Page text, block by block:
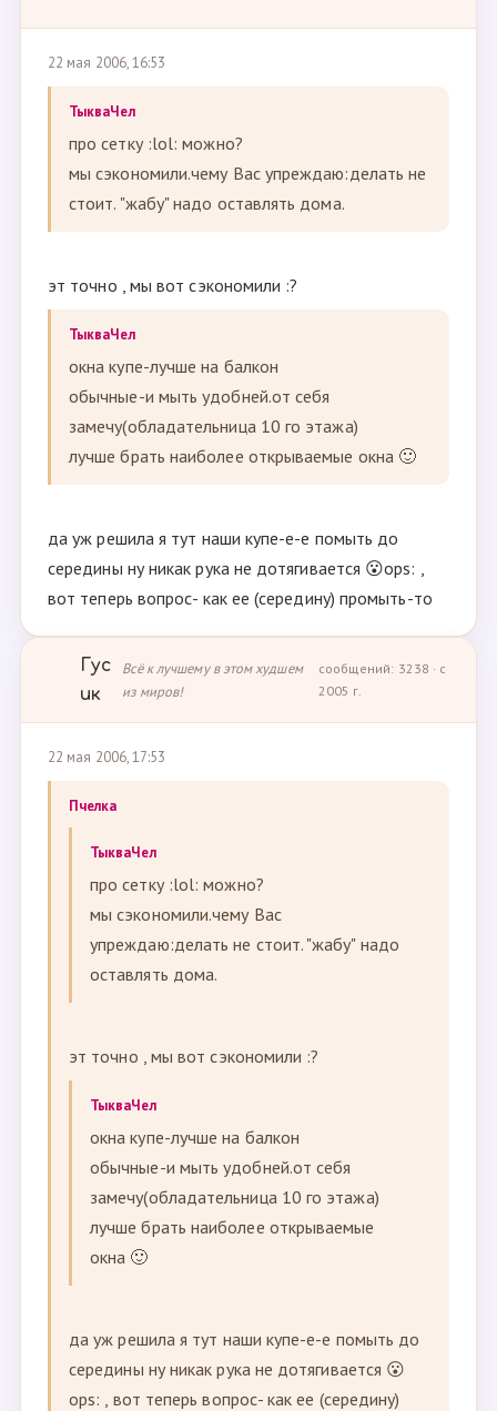
22 мая 2006, 16:53
ТыкваЧел
про сетку :lol: можно?
мы сэкономили.чему Вас упреждаю:делать не
стоит. "жабу" надо оставлять дома.
эт точно , мы вот сэкономили :?
ТыкваЧел
окна купе-лучше на балкон
обычные-и мыть удобней.от себя
замечу(обладательница 10 го этажа)
лучше брать наиболее открываемые окна 🙂
да уж решила я тут наши купе-е-е помыть до
середины ну никак рука не дотягивается 😮ops: ,
вот теперь вопрос- как ее (середину) промыть-то
Гус
ик
Всё к лучшему в этом худшем
из миров!
сообщений: 3238 · с
2005 г.
22 мая 2006, 17:53
Пчелка
ТыкваЧел
про сетку :lol: можно?
мы сэкономили.чему Вас
упреждаю:делать не стоит. "жабу" надо
оставлять дома.
эт точно , мы вот сэкономили :?
ТыкваЧел
окна купе-лучше на балкон
обычные-и мыть удобней.от себя
замечу(обладательница 10 го этажа)
лучше брать наиболее открываемые
окна 🙂
да уж решила я тут наши купе-е-е помыть до
середины ну никак рука не дотягивается 😮
ops: , вот теперь вопрос- как ее (середину)